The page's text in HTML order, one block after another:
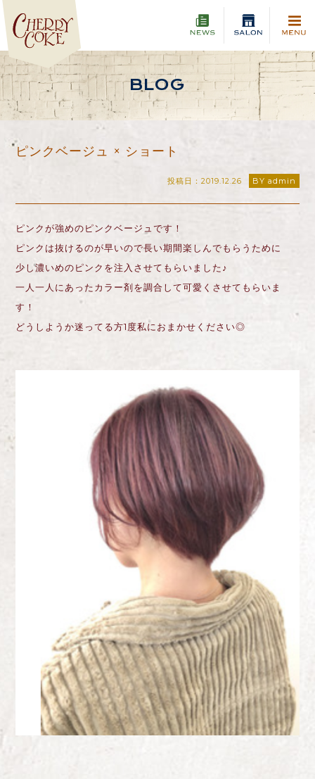
BLOG
ピンクベージュ × ショート
投稿日：2019.12.26 BY admin
ピンクが強めのピンクベージュです！
ピンクは抜けるのが早いので長い期間楽しんでもらうために
少し濃いめのピンクを注入させてもらいました♪
一人一人にあったカラー剤を調合して可愛くさせてもらいま
す！
どうしようか迷ってる方1度私におまかせください◎